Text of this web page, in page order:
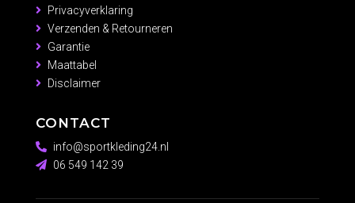
Privacyverklaring
Verzenden & Retourneren
Garantie
Maattabel
Disclaimer
CONTACT
info@sportkleding24.nl
06 549 142 39